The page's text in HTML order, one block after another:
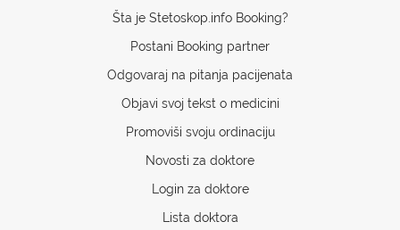
Šta je Stetoskop.info Booking?
Postani Booking partner
Odgovaraj na pitanja pacijenata
Objavi svoj tekst o medicini
Promoviši svoju ordinaciju
Novosti za doktore
Login za doktore
Lista doktora